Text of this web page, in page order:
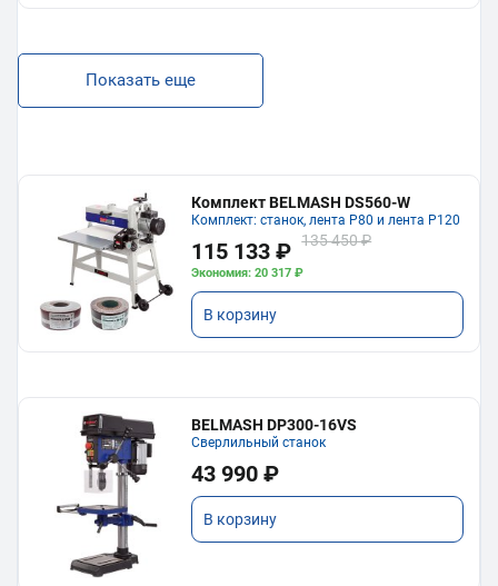
Показать еще
Комплект BELMASH DS560-W
Комплект: станок, лента P80 и лента P120
115 133 ₽ 135 450 ₽
Экономия: 20 317 ₽
В корзину
BELMASH DP300-16VS
Сверлильный станок
43 990 ₽
В корзину